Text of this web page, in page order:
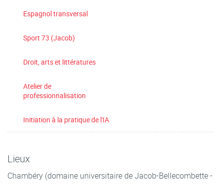
Espagnol transversal
Sport 73 (Jacob)
Droit, arts et littératures
Atelier de
professionnalisation
Initiation à la pratique de l'IA
Lieux
Chambéry (domaine universitaire de Jacob-Bellecombette -